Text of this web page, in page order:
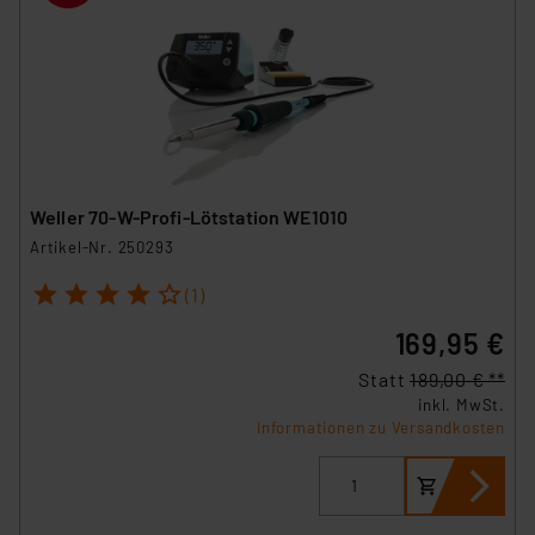
Die Rechtmäßigkeit der Speicherung, Abrufung und
Weiterverarbeitung dieser Daten zur Auswertung und
Analyse bis zum Zeitpunkt des Widerrufs bleibt hiervon
unberührt. Ihre Browser-Einstellungen können dazu
führen, dass die Einstellungen nicht längerfristig
„Einige Drittanbieter verarbeiten personenbezogene
Cookies dieser Drittanbieter umfasst daher ggf. auch
(1) lit. a DSGVO. Nähere Infos zu diesen Drittanbietern
und zu der jeweiligen Datenübermittlung erhalten Sie in
der Datenschutzerklärung. Für die USA besteht kein
Angemessenheitsbeschluss der EU. Dies bedeutet,
Datenschutz nach EU-Standards eingestuft wird. So
Weller 70-W-Profi-Lötstation WE1010
Artikel-Nr. 250293
1 2 3 4 5 (1)
169,95 €
Statt189,00 € **
inkl. MwSt.
Informationen zu Versandkosten